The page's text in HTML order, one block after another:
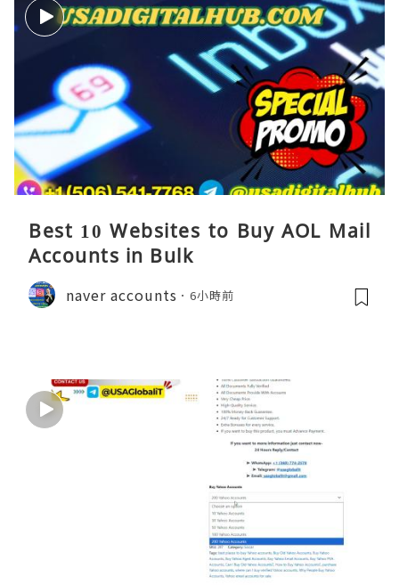
Best 10 Websites to Buy AOL Mail
Accounts in Bulk
naver accounts 6小時前